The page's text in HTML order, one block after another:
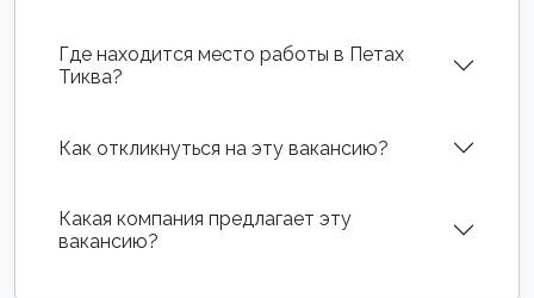
Где находится место работы в Петах
Тиква?
Как откликнуться на эту вакансию?
Какая компания предлагает эту
вакансию?